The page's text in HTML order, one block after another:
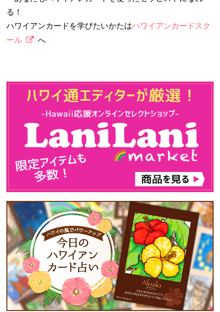
る！
ハワイアンカードを学びたいかたはハワイアンカードスク
ール
へ